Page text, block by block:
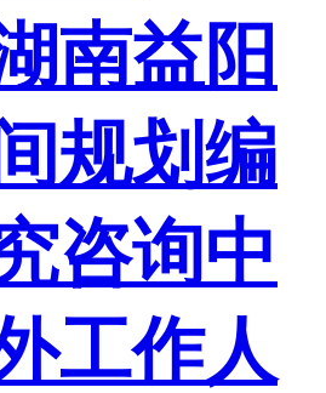
南益阳
规划编
咨询中
工作人